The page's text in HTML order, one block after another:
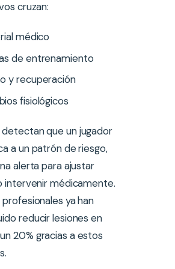
cruzan:
médico
de entrenamiento
y recuperación
fisiológicos
que un jugador
a un patrón de riesgo,
alerta para ajustar
intervenir médicamente.
profesionales ya han
reducir lesiones en
20% gracias a estos